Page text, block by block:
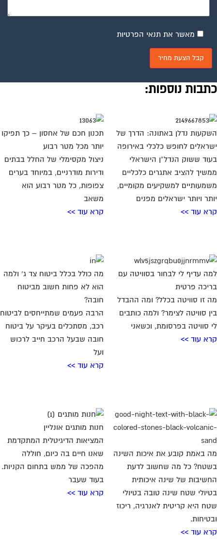
מאשר את תנאי הפרטיות
נוספות:
נדלן באתונה: הדרך של
לחופש כלכלי באירופה
ששוק הנדל”ן הישראלי
להציב אתגרים כלכליים
למשקיעים מקומיים,
ויותר ישראלים מפנים
עוד >>
תכנון חכם של אחסון – כך תפיקו
יותר מכל מטר רבוע
ניצול מקסימלי של החלל בבתים
ודירות מודרניים, במיוחד בערים
צפופות, כל מטר רבוע הוא
משאב
קרא עוד >>
עדיף לי לבחור בסוויטה עם
פרטית
זו סוויטה בכלל? ומה ההבדל
סוויטה לצימר? ולמה כותבים
סוויטה בפרסומת, וכשאני
עוד >>
מה כולל בכלל ביטוח צד ג' ולמה
הוא לא פחות חשוב מביטוח
חובה?
הרבה פעמים שמתייחסים לביטוח
רכב, מסתכלים בעיקר על ביטוח
חובה שבעל הרכב חייב לרכוש
ועל
קרא עוד >>
באמת קובע את איכות השינה
כל מה שחשוב לדעת
של שינה איכותית
שטח שינה טובה בטיולי
היא קריטית לאנרגיה, ריכוז
עוד >>
חנות מותגים אונליין
המציאות הדיגיטלית המתקדמת
שאנו חיים בה כיום, חוללה
מהפכה של ממש בתחום הקניות.
בעוד שעבר
קרא עוד >>